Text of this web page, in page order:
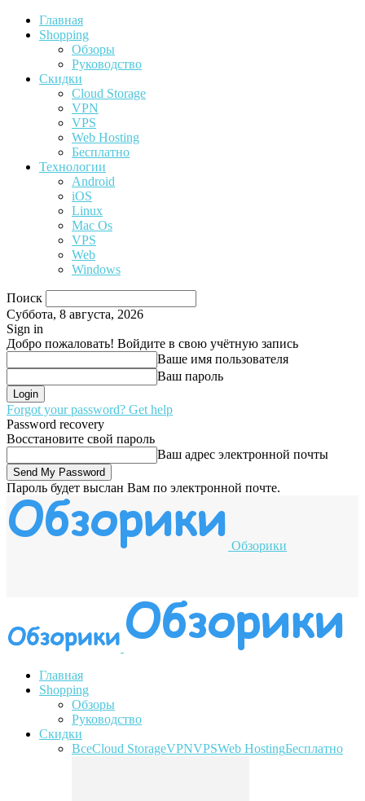
Главная
Shopping
Обзоры
Руководство
Скидки
Cloud Storage
VPN
VPS
Web Hosting
Бесплатно
Технологии
Android
iOS
Linux
Mac Os
VPS
Web
Windows
Поиск
Суббота, 8 августа, 2026
Sign in
Добро пожаловать! Войдите в свою учётную запись
Ваше имя пользователя
Ваш пароль
Forgot your password? Get help
Password recovery
Восстановите свой пароль
Ваш адрес электронной почты
Пароль будет выслан Вам по электронной почте.
Обзорики
Главная
Shopping
Обзоры
Руководство
Скидки
ВсеCloud StorageVPNVPSWeb HostingБесплатно